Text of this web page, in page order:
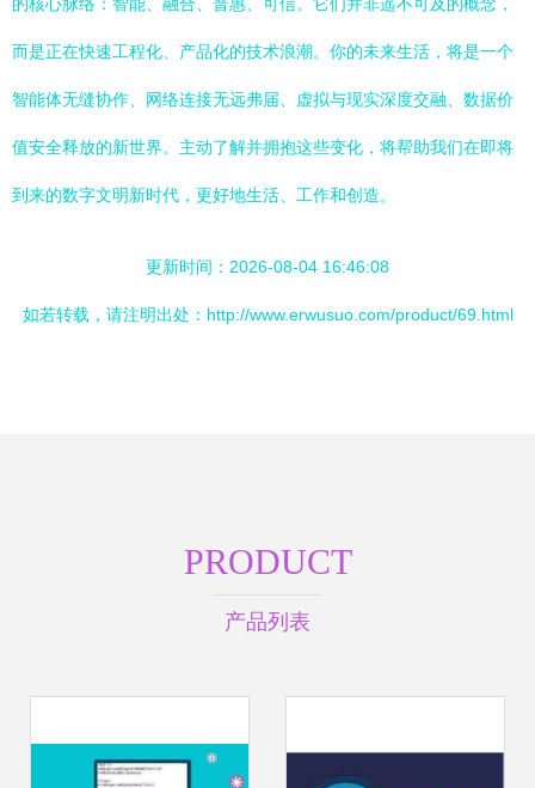
而是正在快速工程化、产品化的技术浪潮。你的未来生活，将是一个
智能体无缝协作、网络连接无远弗届、虚拟与现实深度交融、数据价
值安全释放的新世界。主动了解并拥抱这些变化，将帮助我们在即将
到来的数字文明新时代，更好地生活、工作和创造。
更新时间：2026-08-04 16:46:08
如若转载，请注明出处：http://www.erwusuo.com/product/69.html
PRODUCT
产品列表